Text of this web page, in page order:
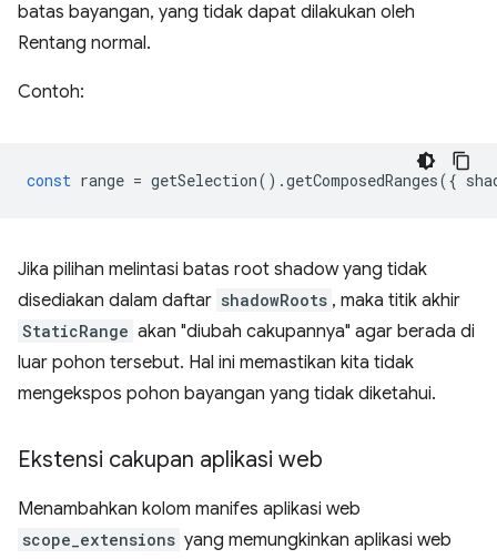
batas bayangan, yang tidak dapat dilakukan oleh
Rentang normal.
Contoh:
const range = getSelection().getComposedRanges({
Jika pilihan melintasi batas root shadow yang tidak
disediakan dalam daftar shadowRoots , maka titik akhir
StaticRange akan "diubah cakupannya" agar berada di
luar pohon tersebut. Hal ini memastikan kita tidak
mengekspos pohon bayangan yang tidak diketahui.
Ekstensi cakupan aplikasi web
Menambahkan kolom manifes aplikasi web
scope_extensions yang memungkinkan aplikasi web